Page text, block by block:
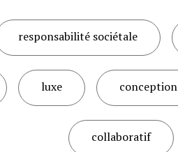
responsabilité sociétale
luxe conception
collaboratif